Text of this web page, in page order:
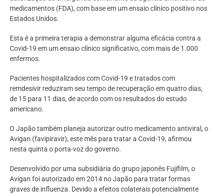
medicamentos (FDA), com base em um ensaio clínico positivo nos
Estados Unidos.
Esta é a primeira terapia a demonstrar alguma eficácia contra a
Covid-19 em um ensaio clínico significativo, com mais de 1.000
enfermos.
Pacientes hospitalizados com Covid-19 e tratados com
remdesivir reduziram seu tempo de recuperação em quatro dias,
de 15 para 11 dias, de acordo com os resultados do estudo
americano.
O Japão também planeja autorizar outro medicamento antiviral, o
Avigan (favipiravir), este mês para tratar a Covid-19, afirmou
nesta quinta o porta-voz do governo.
Desenvolvido por uma subsidiária do grupo japonês Fujifilm, o
Avigan foi autorizado em 2014 no Japão para tratar formas
graves de influenza. Devido a efeitos colaterais potencialmente